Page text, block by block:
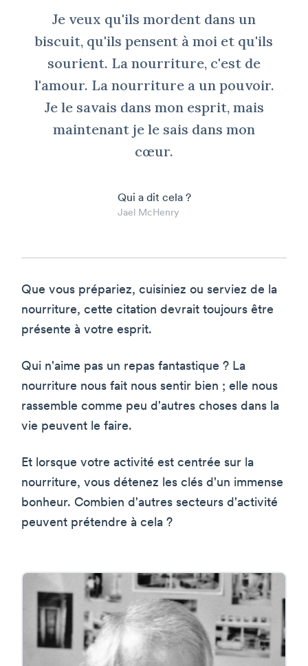
Je veux qu'ils mordent dans un
biscuit, qu'ils pensent à moi et qu'ils
sourient. La nourriture, c'est de
l'amour. La nourriture a un pouvoir.
Je le savais dans mon esprit, mais
maintenant je le sais dans mon
cœur.
Qui a dit cela ?
Jael McHenry
Que vous prépariez, cuisiniez ou serviez de la
nourriture, cette citation devrait toujours être
présente à votre esprit.
Qui n'aime pas un repas fantastique ? La
nourriture nous fait nous sentir bien ; elle nous
rassemble comme peu d'autres choses dans la
vie peuvent le faire.
Et lorsque votre activité est centrée sur la
nourriture, vous détenez les clés d'un immense
bonheur. Combien d'autres secteurs d'activité
peuvent prétendre à cela ?